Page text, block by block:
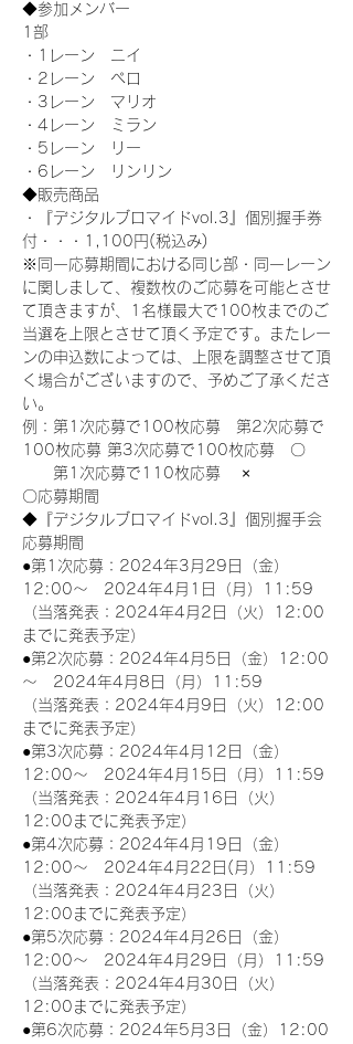
◆参加メンバー
1部
・1レーン　ニイ
・2レーン　ペロ
・3レーン　マリオ
・4レーン　ミラン
・5レーン　リー
・6レーン　リンリン
◆販売商品
・『デジタルブロマイドvol.3』個別握手券
付・・・1,100円(税込み)
※同一応募期間における同じ部・同一レーン
に関しまして、複数枚のご応募を可能とさせ
て頂きますが、1名様最大で100枚までのご
当選を上限とさせて頂く予定です。またレー
ンの申込数によっては、上限を調整させて頂
く場合がございますので、予めご了承くださ
い。
例：第1次応募で100枚応募　第2次応募で
100枚応募 第3次応募で100枚応募　〇
第1次応募で110枚応募　 ×
〇応募期間
◆『デジタルブロマイドvol.3』個別握手会
応募期間
●第1次応募：2024年3月29日（金）
12:00～　2024年4月1日（月）11:59
（当落発表：2024年4月2日（火）12:00
までに発表予定）
●第2次応募：2024年4月5日（金）12:00
～　2024年4月8日（月）11:59
（当落発表：2024年4月9日（火）12:00
までに発表予定）
●第3次応募：2024年4月12日（金）
12:00～　2024年4月15日（月）11:59
（当落発表：2024年4月16日（火）
12:00までに発表予定）
●第4次応募：2024年4月19日（金）
12:00～　2024年4月22日(月）11:59
（当落発表：2024年4月23日（火）
12:00までに発表予定）
●第5次応募：2024年4月26日（金）
12:00～　2024年4月29日（月）11:59
（当落発表：2024年4月30日（火）
12:00までに発表予定）
●第6次応募：2024年5月3日（金）12:00